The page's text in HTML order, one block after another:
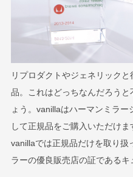
リプロダクトやジェネリック
品。これはどっちなんだろう
ょう。vanillaはハーマンミラ
して正規品をご購入いただけま
vanillaでは正規品だけを取り扱
ラーの優良販売店の証であるキ